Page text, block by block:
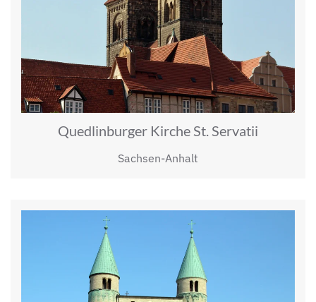
Quedlinburger Kirche St. Servatii
Sachsen-Anhalt